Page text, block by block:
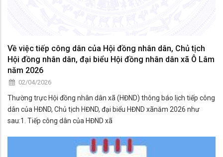
Về việc tiếp công dân của Hội đồng nhân dân, Chủ tịch
Hội đồng nhân dân, đại biểu Hội đồng nhân dân xã Ô Lâm
năm 2026
02/04/2026
Thường trực Hội đồng nhân dân xã (HĐND) thông báo lịch tiếp công
dân của HĐND, Chủ tịch HĐND, đại biểu HĐND xãnăm 2026 như
sau:1. Tiếp công dân của HĐND xã